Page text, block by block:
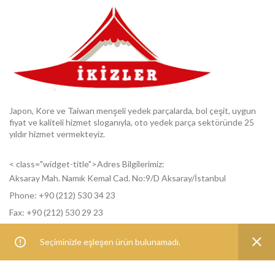
Seçiminizle eşleşen ürün bulunamadı.
Japon, Kore ve Taiwan menşeli yedek parçalarda, bol çeşit, uygun
fiyat ve kaliteli hizmet sloganıyla, oto yedek parça sektöründe 25
yıldır hizmet vermekteyiz.
< class="widget-title">Adres Bilgilerimiz:
Aksaray Mah. Namık Kemal Cad. No:9/D Aksaray/İstanbul
Phone: +90 (212) 530 34 23
Fax: +90 (212) 530 29 23